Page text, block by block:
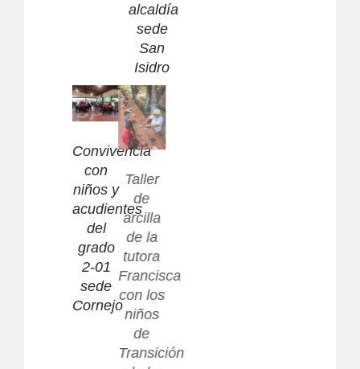
alcaldía
sede
San
Isidro
Convivencia
con
niños y
acudientes
del
grado
2-01
sede
Cornejo
Taller
de
arcilla
de la
tutora
Francisca
con los
niños
de
Transición